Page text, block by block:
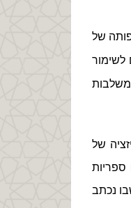
של
לשימור
של
נכתב